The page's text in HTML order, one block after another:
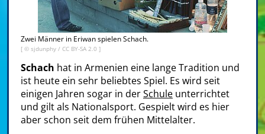
Zwei Männer in Eriwan spielen Schach.
[ © sjdunphy / CC BY-SA 2.0 ]
Schach hat in Armenien eine lange Tradition und
ist heute ein sehr beliebtes Spiel. Es wird seit
einigen Jahren sogar in derSchule unterrichtet
und gilt als Nationalsport. Gespielt wird es hier
aber schon seit dem frühen Mittelalter.